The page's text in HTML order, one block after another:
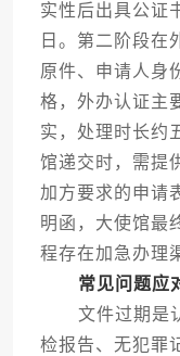
实性后出具公证
日。第二阶段在
原件、申请人身
格，外办认证主
实，处理时长约
馆递交时，需提
加方要求的申请
明函，大使馆最
程存在加急办理
常见问题应
文件过期是认
检报告、无犯罪